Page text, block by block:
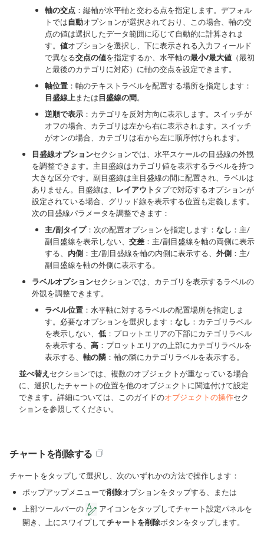
軸の交点 ：縦軸が水平軸と交わる点を指定します。デフォル
トでは自動オプションが選択されており、この場合、軸の交
点の値は選択したデータ範囲に応じて自動的に計算されま
す。 値オプションを選択し、下に表示される入力フィールド
で異なる交点の値を指定するか、水平軸の最小/最大値 （最初
と最後のカテゴリに対応）に軸の交点を設定できます。
軸位置 ：軸のテキストラベルを配置する場所を指定します：
目盛線上または目盛線の間。
逆順で表示 ：カテゴリを反対方向に表示します。スイッチが
オフの場合、カテゴリは左から右に表示されます。スイッチ
がオンの場合、カテゴリは右から左に順序付けられます。
目盛線オプションセクションでは、水平スケールの目盛線の外観
を調整できます。主目盛線はカテゴリ値を表示するラベルを持つ
大きな区分です。副目盛線は主目盛線の間に配置され、ラベルは
ありません。目盛線は、
レイアウトタブで対応するオプションが
設定されている場合、グリッド線を表示する位置も定義します。
次の目盛線パラメータを調整できます：
主/副タイプ：次の配置オプションを指定します： なし ：主/
副目盛線を表示しない、 交差 ：主/副目盛線を軸の両側に表示
する、 内側 ：主/副目盛線を軸の内側に表示する、 外側 ：主/
副目盛線を軸の外側に表示する。
ラベルオプションセクションでは、カテゴリを表示するラベルの
外観を調整できます。
ラベル位置 ：水平軸に対するラベルの配置場所を指定しま
す。必要なオプションを選択します： なし ：カテゴリラベル
を表示しない、 低 ：プロットエリアの下部にカテゴリラベル
を表示する、 高 ：プロットエリアの上部にカテゴリラベルを
表示する、 軸の隣 ：軸の隣にカテゴリラベルを表示する。
並べ替え セクションでは、複数のオブジェクトが重なっている場合
に、選択したチャートの位置を他のオブジェクトに関連付けて設定
できます。詳細については、このガイドのオブジェクトの操作セク
ションを参照してください。
チャートを削除する
チャートをタップして選択し、次のいずれかの方法で操作します：
ポップアップメニューで削除オプションをタップする、または
上部ツールバーの
アイコンをタップしてチャート設定パネルを
開き、上にスワイプしてチャートを削除ボタンをタップします。